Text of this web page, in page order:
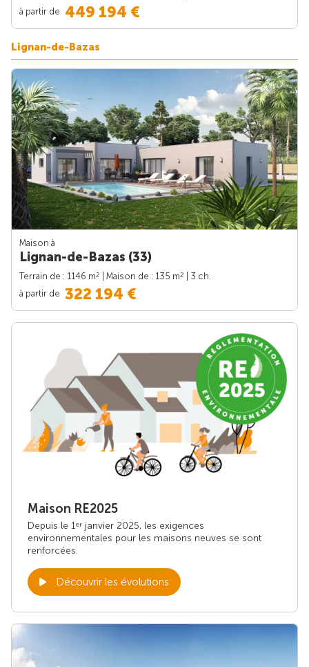
à partir de 449 194 €
Lignan-de-Bazas
Maison à
Lignan-de-Bazas (33)
Terrain de : 1146 m2 | Maison de : 135 m2
| 3 ch.
à partir de 322 194 €
Maison RE2025
Depuis le 1er janvier 2025, les exigences
environnementales pour les maisons neuves se sont
renforcées.
Découvrir les évolutions